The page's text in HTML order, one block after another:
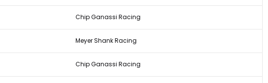
Chip Ganassi Racing
Meyer Shank Racing
Chip Ganassi Racing